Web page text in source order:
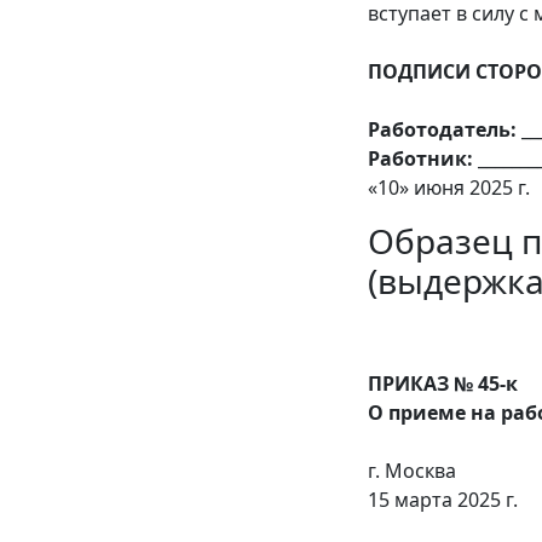
вступает в силу
ПОДПИСИ
Работодатель:
Работник:
«10» июня 2025 г.
Образец
ПРИКАЗ № 45-к
О приеме на
г. Москва
15 марта 2025 г.